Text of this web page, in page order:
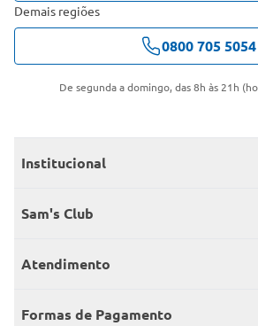
Demais regiões
0800 705 5054
De segunda a domingo, das 8h às 21h
Institucional
Quem somos
Encontre um Clube
Sam's Club
Seja sócio
Atendimento
Fale conosco
Formas de Pagamento